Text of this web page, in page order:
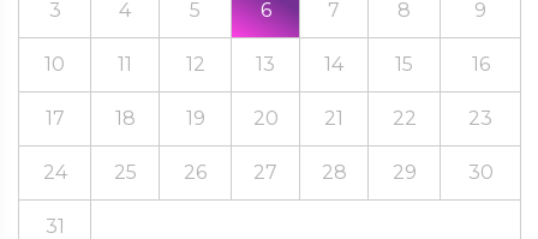
3 4 5 6 7 8 9
10 11 12 13 14 15 16
17 18 19 20 21 22 23
24 25 26 27 28 29 30
31